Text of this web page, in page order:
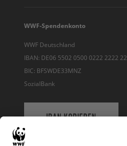
WWF-Spendenkonto
WWF Deutschland
IBAN: DE06 5502 0500 0222 2222 22
BIC: BFSWDE33MNZ
SozialBank
IBAN KOPIEREN